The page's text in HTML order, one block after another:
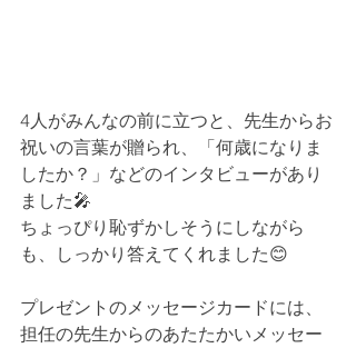
4人がみんなの前に立つと、先生からお
祝いの言葉が贈られ、「何歳になりま
したか？」などのインタビューがあり
ました🎤
ちょっぴり恥ずかしそうにしながら
も、しっかり答えてくれました😊
プレゼントのメッセージカードには、
担任の先生からのあたたかいメッセー